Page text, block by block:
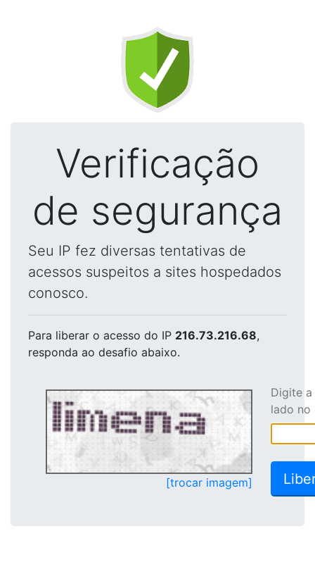
Verificação
de segurança
Seu IP fez diversas tentativas de
acessos suspeitos a sites hospedados
conosco.
Para liberar o acesso do IP 216.73.216.68,
responda ao desafio abaixo.
[trocar imagem]
Digite
lado no